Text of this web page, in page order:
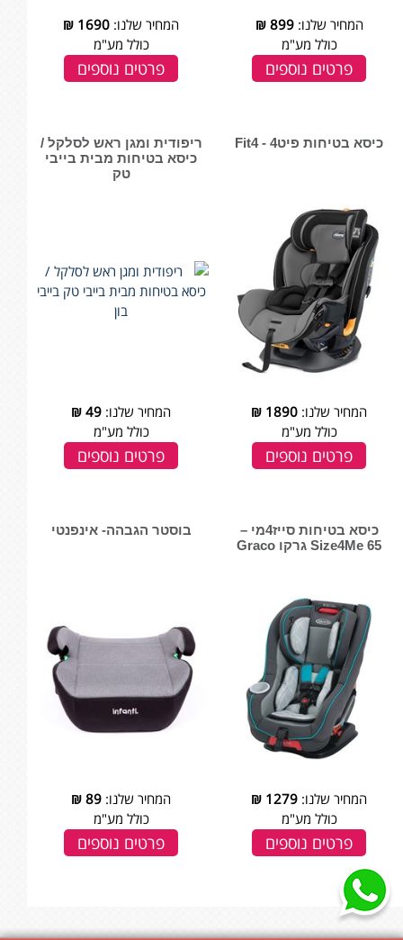
המחיר שלנו:899
₪
כולל מע"מ
פרטים נוספים
המחיר שלנו: 1690
₪
כולל מע"מ
פרטים נוספים
כיסא בטיחות פיט4 - Fit4
המחיר שלנו: 1890
₪
כולל מע"מ
פרטים נוספים
ריפודית ומגן ראש לסלקל /
כיסא בטיחות מבית בייבי
טק
המחיר שלנו: 49
₪
כולל מע"מ
פרטים נוספים
כיסא בטיחות סייז4מי –
Size4Me 65 גרקו Graco
המחיר שלנו: 1279
₪
כולל מע"מ
פרטים נוספים
בוסטר הגבהה- אינפנטי
המחיר שלנו: 89
₪
כולל מע"מ
פרטים נוספים